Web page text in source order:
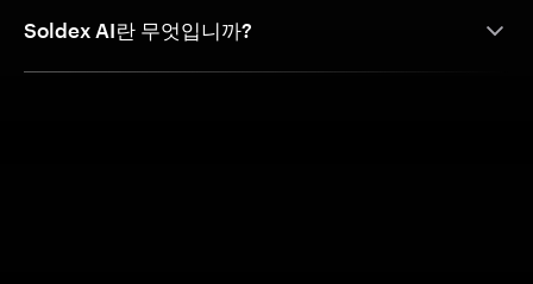
Soldex AI란 무엇입니까?